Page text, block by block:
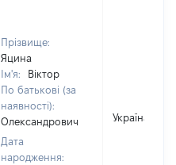
Прізвище:
Яцина
Ім'я:
Віктор
По батькові (за
наявності):
Олександрович
Дата
народження:
Україна